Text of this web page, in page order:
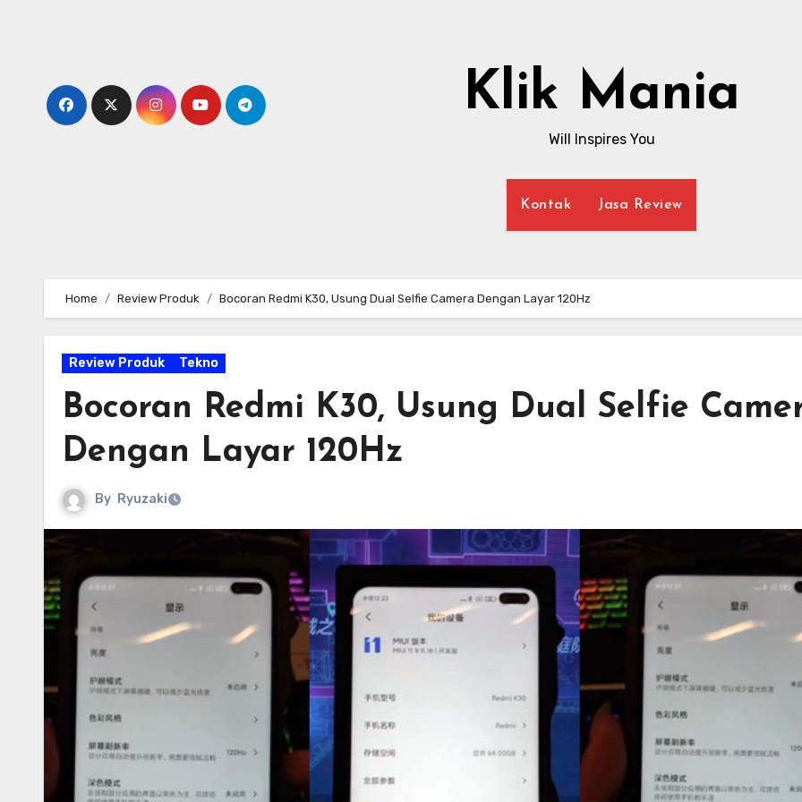
Klik Mania
Will Inspires You
Kontak Jasa Review
Home Review Produk Bocoran Redmi K30, Usung Dual Selfie Camera Dengan Layar 120Hz
Review Produk Tekno
Bocoran Redmi K30, Usung Dual Selfie
Dengan Layar 120Hz
By Ryuzaki